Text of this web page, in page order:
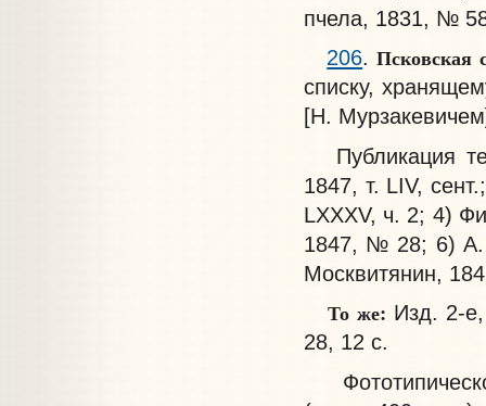
пчела, 1831, №
206.Псковская
списку,
[Н.
Публикация
1847, т. LIV,
LXXXV, ч. 2; 4)
1847, № 28; 6)
Москвитянин,
То же: Изд. 2-
28, 12 с.